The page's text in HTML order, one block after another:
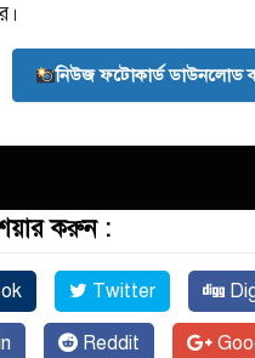
নিউজ ফটোকার্ড ডাউনলোড
করুন :
Twitter
Reddit